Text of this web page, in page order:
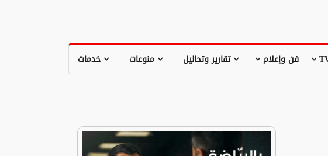
فن وإعلام تقارير وتحاليل منوعات خدمات